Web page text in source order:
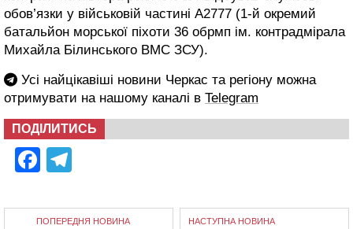
обов’язки у військовій частині А2777 (1-й окремий
батальйон морської піхоти 36 обрмп ім. контрадмірала
Михайла Білинського ВМС ЗСУ).
Усі найцікавіші новини Черкас та регіону можна
отримувати на нашому каналі в Telegram
ПОДІЛИТИСЬ
Facebook
ПОПЕРЕДНЯ НОВИНА НАСТУПНА НОВИНА